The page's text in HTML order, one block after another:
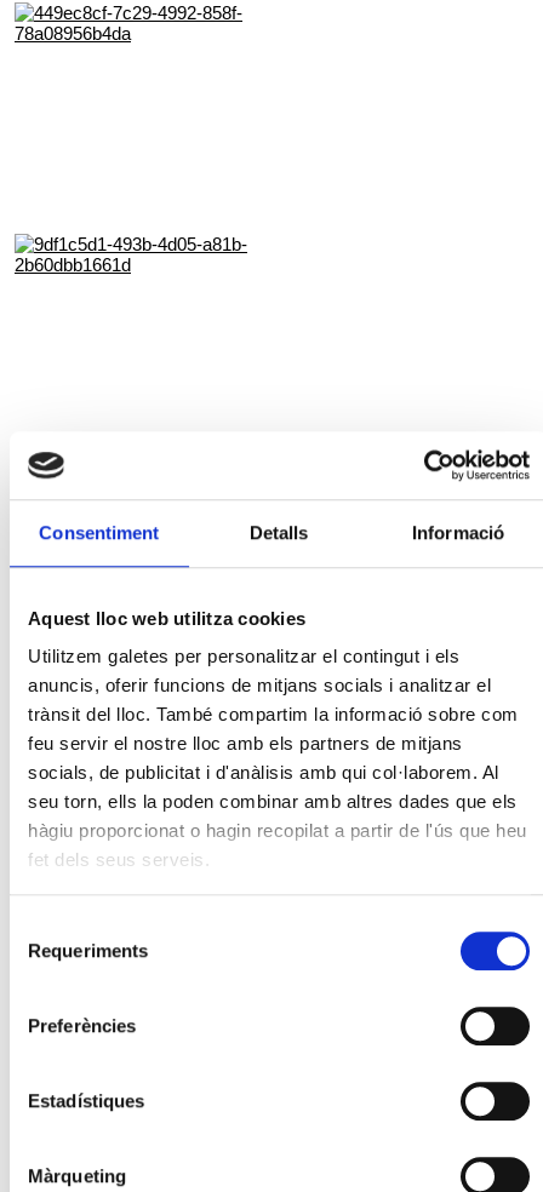
Consentiment Detalls Informació
Aquest lloc web utilitza cookies
Utilitzem galetes per personalitzar el contingut i els
anuncis, oferir funcions de mitjans socials i analitzar el
trànsit del lloc. També compartim la informació sobre com
feu servir el nostre lloc amb els partners de mitjans
socials, de publicitat i d'anàlisis amb qui col·laborem. Al
seu torn, ells la poden combinar amb altres dades que els
hàgiu proporcionat o hagin recopilat a partir de l'ús que heu
fet dels seus serveis.
Requeriments
Preferències
Estadístiques
Màrqueting